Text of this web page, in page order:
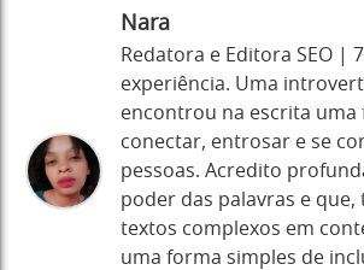
Nara
Redatora e Editora SEO |
experiência. Uma
encontrou na escrita uma
conectar, entrosar e se
pessoas. Acredito
poder das palavras e
textos complexos em
uma forma simples de